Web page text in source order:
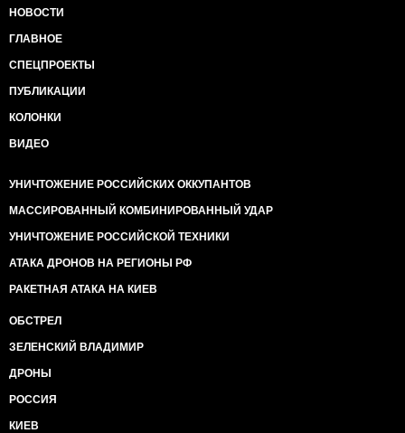
НОВОСТИ
ГЛАВНОЕ
СПЕЦПРОЕКТЫ
ПУБЛИКАЦИИ
КОЛОНКИ
ВИДЕО
УНИЧТОЖЕНИЕ РОССИЙСКИХ ОККУПАНТОВ
МАССИРОВАННЫЙ КОМБИНИРОВАННЫЙ УДАР
УНИЧТОЖЕНИЕ РОССИЙСКОЙ ТЕХНИКИ
АТАКА ДРОНОВ НА РЕГИОНЫ РФ
РАКЕТНАЯ АТАКА НА КИЕВ
ОБСТРЕЛ
ЗЕЛЕНСКИЙ ВЛАДИМИР
ДРОНЫ
РОССИЯ
КИЕВ